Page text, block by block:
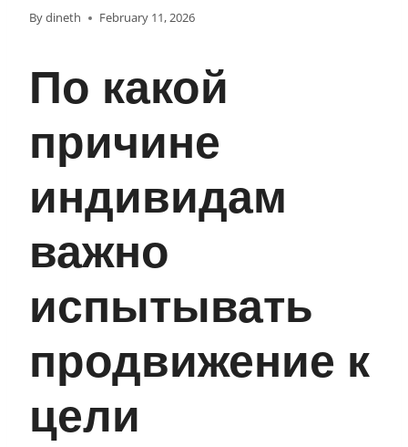
Bydineth February 11, 2026
По какой
причине
индивидам
важно
испытывать
продвижение к
цели